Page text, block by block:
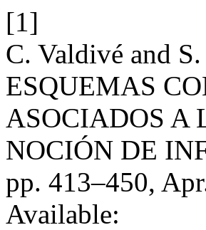
[1]
C. Valdivé and
ESQUEMAS
ASOCIADOS A
NOCIÓN DE
pp. 413–450,
Available: